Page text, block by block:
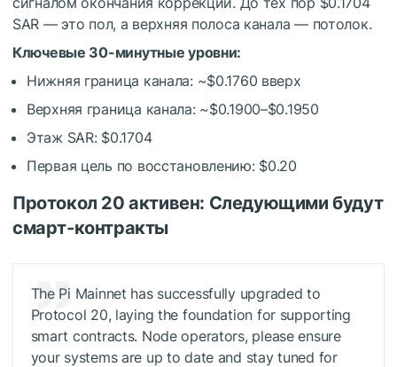
SAR — это пол, а верхняя полоса канала — потолок.
Ключевые 30-минутные уровни:
Нижняя граница канала: ~$0.1760 вверх
Верхняя граница канала: ~$0.1900–$0.1950
Этаж SAR: $0.1704
Первая цель по восстановлению: $0.20
Протокол 20 активен: Следующими будут
смарт-контракты
The Pi Mainnet has successfully upgraded to
Protocol 20, laying the foundation for supporting
smart contracts. Node operators, please ensure
your systems are up to date and stay tuned for